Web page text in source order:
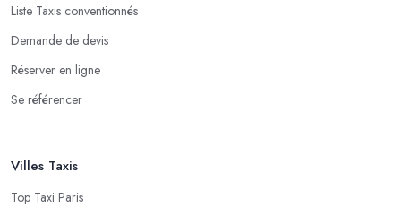
Liste Taxis conventionnés
Demande de devis
Réserver en ligne
Se référencer
Villes Taxis
Top Taxi Paris